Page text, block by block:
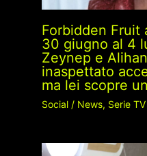
Forbidden Fruit
30 giugno al 4
Zeynep e
inaspettato
ma lei scopre
Social/ News, Serie TV